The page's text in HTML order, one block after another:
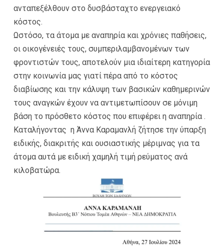
ανταπεξέλθουν στο δυσβάσταχτο ενεργειακό
κόστος.
Ωστόσο, τα άτομα με αναπηρία και χρόνιες παθήσεις,
οι οικογένειές τους, συμπεριλαμβανομένων των
φροντιστών τους, αποτελούν μια ιδιαίτερη κατηγορία
στην κοινωνία μας γιατί πέρα από το κόστος
διαβίωσης και την κάλυψη των βασικών καθημερινών
τους αναγκών έχουν να αντιμετωπίσουν σε μόνιμη
βάση το πρόσθετο κόστος που επιφέρει η αναπηρία .
Καταλήγοντας η Άννα Καραμανλή ζήτησε την ύπαρξη
ειδικής, διακριτής και ουσιαστικής μέριμνας για τα
άτομα αυτά με ειδική χαμηλή τιμή ρεύματος ανά
κιλοβατώρα.